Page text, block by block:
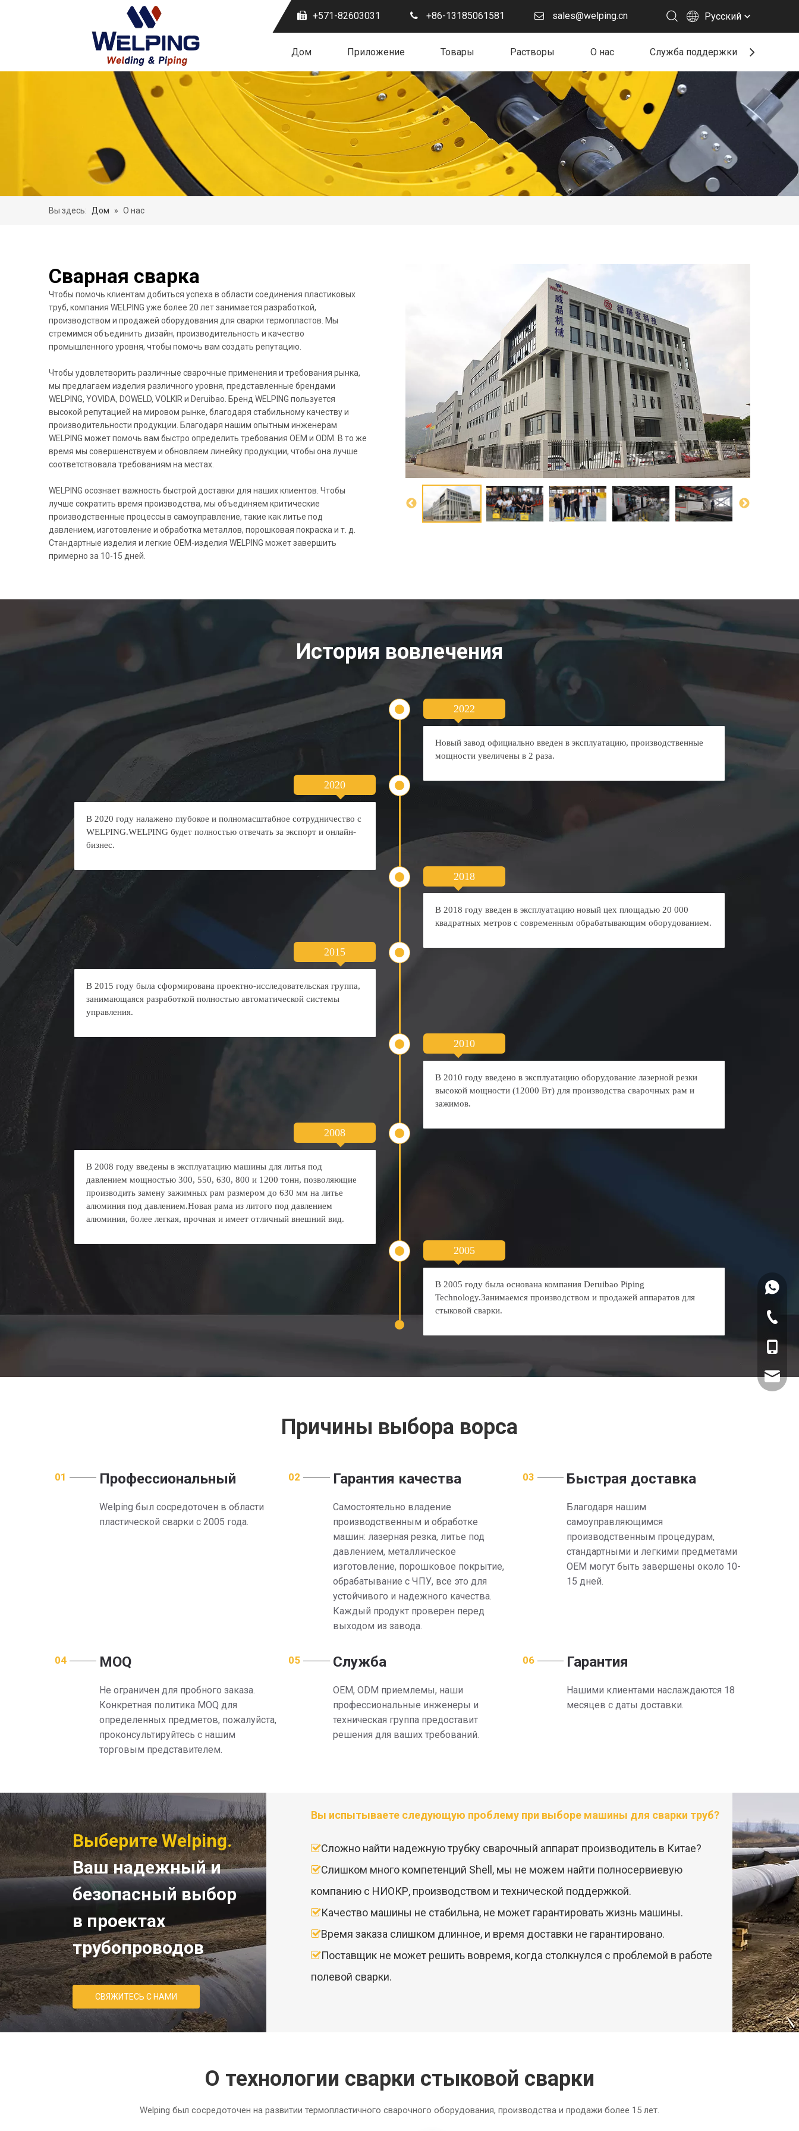
+571-82603031 +86-13185061581 sales@welping.cn Pусский
Дом Приложение Товары Растворы О нас Служба поддержки
Вы здесь: Дом » О нас
Сварная сварка
Чтобы помочь клиентам добиться успеха в области соединения пластиковых
труб, компания WELPING уже более 20 лет занимается разработкой,
производством и продажей оборудования для сварки термопластов. Мы
стремимся объединить дизайн, производительность и качество
промышленного уровня, чтобы помочь вам создать репутацию.
Чтобы удовлетворить различные сварочные применения и требования рынка,
мы предлагаем изделия различного уровня, представленные брендами
WELPING, YOVIDA, DOWELD, VOLKIR и Deruibao. Бренд WELPING пользуется
высокой репутацией на мировом рынке, благодаря стабильному качеству и
производительности продукции. Благодаря нашим опытным инженерам
WELPING может помочь вам быстро определить требования OEM и ODM. В то же
время мы совершенствуем и обновляем линейку продукции, чтобы она лучше
соответствовала требованиям на местах.
WELPING осознает важность быстрой доставки для наших клиентов. Чтобы
лучше сократить время производства, мы объединяем критические
производственные процессы в самоуправление, такие как литье под
давлением, изготовление и обработка металлов, порошковая покраска и т. д.
Стандартные изделия и легкие OEM-изделия WELPING может завершить
примерно за 10-15 дней.
История вовлечения
2022
Новый завод официально введен в эксплуатацию, производственные
мощности увеличены в 2 раза.
2020
В 2020 году налажено глубокое и полномасштабное сотрудничество с
WELPING.WELPING будет полностью отвечать за экспорт и онлайн-
бизнес.
2018
В 2018 году введен в эксплуатацию новый цех площадью 20 000
квадратных метров с современным обрабатывающим оборудованием.
2015
В 2015 году была сформирована проектно-исследовательская группа,
занимающаяся разработкой полностью автоматической системы
управления.
2010
В 2010 году введено в эксплуатацию оборудование лазерной резки
высокой мощности (12000 Вт) для производства сварочных рам и
зажимов.
2008
В 2008 году введены в эксплуатацию машины для литья под
давлением мощностью 300, 550, 630, 800 и 1200 тонн, позволяющие
производить замену зажимных рам размером до 630 мм на литье
алюминия под давлением.Новая рама из литого под давлением
алюминия, более легкая, прочная и имеет отличный внешний вид.
2005
В 2005 году была основана компания Deruibao Piping
Technology.Занимаемся производством и продажей аппаратов для
стыковой сварки.
Причины выбора ворса
01 Профессиональный
Welping был сосредоточен в области
пластической сварки с 2005 года.
02 Гарантия качества
Самостоятельно владение
производственным и обработке
машин: лазерная резка, литье под
давлением, металлическое
изготовление, порошковое покрытие,
обрабатывание с ЧПУ, все это для
устойчивого и надежного качества.
Каждый продукт проверен перед
выходом из завода.
03 Быстрая доставка
Благодаря нашим
самоуправляющимся
производственным процедурам,
стандартными и легкими предметами
OEM могут быть завершены около 10-
15 дней.
04 MOQ
Не ограничен для пробного заказа.
Конкретная политика MOQ для
определенных предметов, пожалуйста,
проконсультируйтесь с нашим
торговым представителем.
05 Служба
OEM, ODM приемлемы, наши
профессиональные инженеры и
техническая группа предоставит
решения для ваших требований.
06 Гарантия
Нашими клиентами наслаждаются 18
месяцев с даты доставки.
Выберите Welping.
Ваш надежный и
безопасный выбор
в проектах
трубопроводов
СВЯЖИТЕСЬ С НАМИ
Вы испытываете следующую проблему при выборе машины для сварки труб?
Сложно найти надежную трубку сварочный аппарат производитель в Китае?
Слишком много компетенций Shell, мы не можем найти полносервиевую
компанию с НИОКР, производством и технической поддержкой.
Качество машины не стабильна, не может гарантировать жизнь машины.
Время заказа слишком длинное, и время доставки не гарантировано.
Поставщик не может решить вовремя, когда столкнулся с проблемой в работе
полевой сварки.
О технологии сварки стыковой сварки
Welping был сосредоточен на развитии термопластичного сварочного оборудования, производства и продажи более 15 лет.
571-